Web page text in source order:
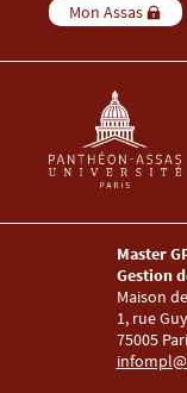
Mon Assas
Master
Gestion
Maison
1, rue
75005